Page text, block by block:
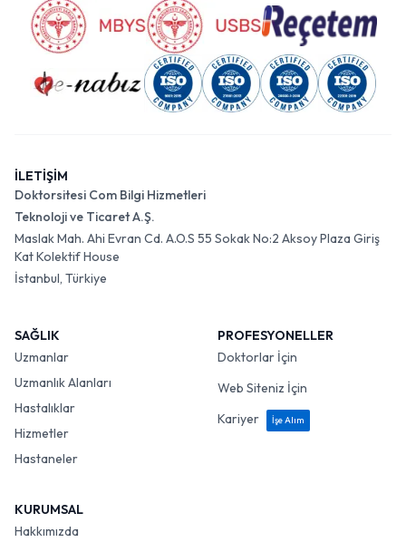
İLETİŞİM
Doktorsitesi Com Bilgi Hizmetleri
Teknoloji ve Ticaret A.Ş.
Maslak Mah. Ahi Evran Cd. A.O.S 55 Sokak No:2 Aksoy Plaza Giriş
Kat Kolektif House
İstanbul, Türkiye
SAĞLIK
Uzmanlar
Uzmanlık Alanları
Hastalıklar
Hizmetler
Hastaneler
PROFESYONELLER
Doktorlar İçin
Web Siteniz İçin
Kariyer
İşe Alım
KURUMSAL
Hakkımızda